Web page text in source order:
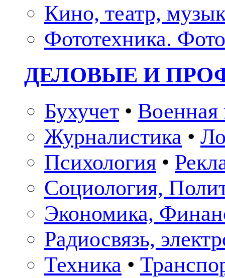
Кино, театр,
Фототехника.
ДЕЛОВЫЕ И
Бухучет • Военная
Журналистика •
Психология •
Социология,
Экономика,
Радиосвязь,
Техника •